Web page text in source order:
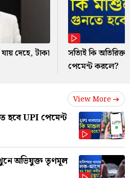
দেহে, টাকা
সত্যিই কি অতিরিক্ত
পেমেন্ট করলে?
View More
হবে UPI পেমেন্ট
অভিযুক্ত তৃণমূল